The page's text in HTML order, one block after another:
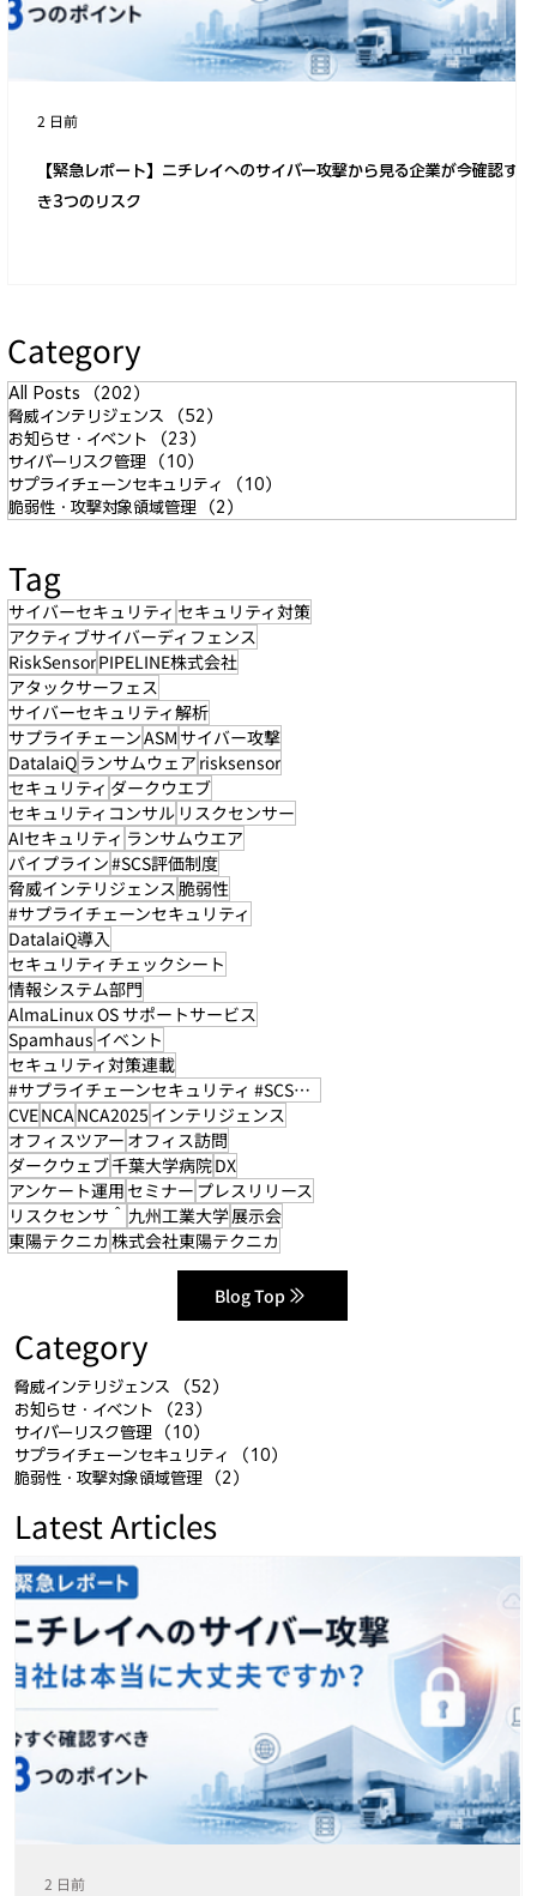
【緊急レポート】ニチレイへのサイバー攻撃から見る企業が今確認すべ
き3つのリスク
2 日前
Category
All Posts （202）
脅威インテリジェンス
（52）
お知らせ・イベント
（23）
サイバーリスク管理
（10）
サプライチェーンセキュリティ
（10）
脆弱性・攻撃対象領域管理
（2）
Tag
サイバーセキュリティ セキュリティ対策
アクティブサイバーディフェンス
RiskSensorPIPELINE株式会社
アタックサーフェス
サイバーセキュリティ解析
サプライチェーンASM サイバー攻撃
DatalaiQ ランサムウェア risksensor
セキュリティ ダークウエブ
セキュリティコンサル リスクセンサー
AIセキュリティ ランサムウエア
パイプライン#SCS評価制度
脅威インテリジェンス脆弱性
#サプライチェーンセキュリティ
DatalaiQ導入
セキュリティチェックシート
情報システム部門
AlmaLinux OS サポートサービス
Spamhaus イベント
セキュリティ対策連載
#サプライチェーンセキュリティ #SCS評価制度
CVENCANCA2025 インテリジェンス
オフィスツアー オフィス訪問
ダークウェブ千葉大学病院DX
アンケート運用 セミナー プレスリリース
リスクセンサ＾ 九州工業大学展示会
東陽テクニカ 株式会社東陽テクニカ
Blog Top
Category
脅威インテリジェンス （52）
お知らせ・イベント
（23）
サイバーリスク管理
（10）
サプライチェーンセキュリティ
（10）
脆弱性・攻撃対象領域管理
（2）
Latest Articles
2 日前